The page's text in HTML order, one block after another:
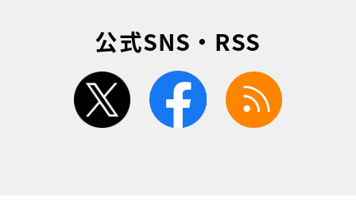
公式SNS・RSS
twitter facebook